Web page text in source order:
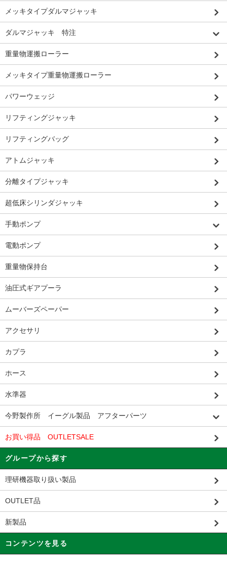
メッキタイプダルマジャッキ
ダルマジャッキ 特注
重量物運搬ローラー
メッキタイプ重量物運搬ローラー
パワーウェッジ
リフティングジャッキ
リフティングバッグ
アトムジャッキ
分離タイプジャッキ
超低床シリンダジャッキ
手動ポンプ
電動ポンプ
重量物保持台
油圧式ギアプーラ
ムーバーズペーパー
アクセサリ
カプラ
ホース
水準器
今野製作所 イーグル製品 アフターパーツ
お買い得品 OUTLETSALE
グループから探す
理研機器取り扱い製品
OUTLET品
新製品
コンテンツを見る